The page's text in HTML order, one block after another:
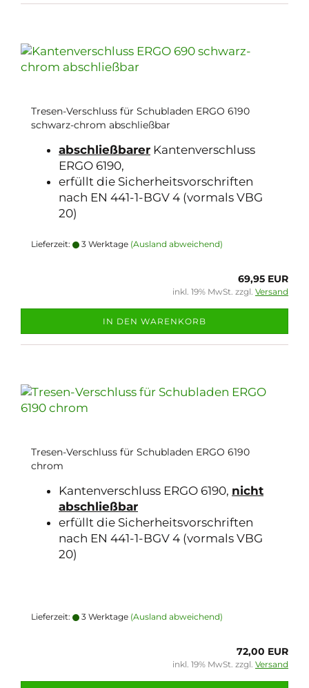
Tresen-Verschluss für Schubladen ERGO 6190
schwarz-chrom abschließbar
abschließbarer Kantenverschluss
ERGO 6190,
erfüllt die Sicherheitsvorschriften
nach EN 441-1-BGV 4 (vormals VBG
20)
Lieferzeit: 3 Werktage (Ausland abweichend)
69,95 EUR
inkl. 19% MwSt. zzgl. Versand
IN DEN WARENKORB
Tresen-Verschluss für Schubladen ERGO 6190
chrom
Kantenverschluss ERGO 6190, nicht
abschließbar
erfüllt die Sicherheitsvorschriften
nach EN 441-1-BGV 4 (vormals VBG
20)
Lieferzeit: 3 Werktage (Ausland abweichend)
72,00 EUR
inkl. 19% MwSt. zzgl. Versand